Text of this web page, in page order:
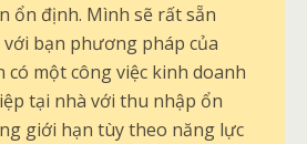
ổn định. Mình sẽ rất sẵn
với bạn phương pháp của
có một công việc kinh doanh
tại nhà với thu nhập ổn
giới hạn tùy theo năng lực